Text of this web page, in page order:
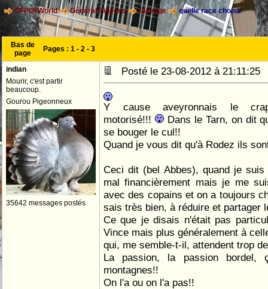
CFPOI World Général Pigeons Elevage quelle race choisir
Bas de
page
Pages : 1 - 2 - 3
indian
Mourir, c'est partir
beaucoup.
Gourou Pigeonneux
35642 messages postés
Posté le 23-08-2012 à
Y cause aveyronnais le
motorisé!!!
Dans le Tarn, on dit
se bouger le cul!!
Quand je vous dit qu'à Rodez ils
Ceci dit (bel Abbes), quand je
mal financièrement mais je me
avec des copains et on a toujours
sais très bien, à réduire et partager
Ce que je disais n'était pas
Vince mais plus généralement à
qui, me semble-t-il, attendent trop
La passion, la passion
montagnes!!
On l'a ou on l'a pas!!